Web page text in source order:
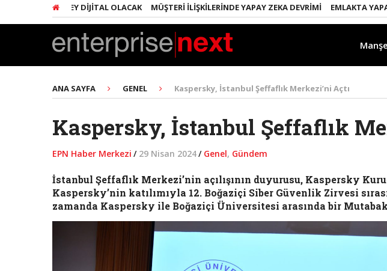
HER ŞEY DIJITAL OLACAK MÜŞTERI İLIŞKILERINDE YAPAY ZEKA DEVRIMI EMLAKTA YAPAY
ANA SAYFA GENEL Kaspersky, İstanbul Şeffaflık Merkezi’ni Açtı
Kaspersky, İstanbul Şeffaflık
EPN Haber Merkezi / 29 Nisan 2024/ Genel, Gündem
İstanbul Şeffaflık Merkezi’nin açılışının duyurusu, Kaspersky
Kaspersky’nin katılımıyla 12. Boğaziçi Siber Güvenlik Zirvesi
zamanda Kaspersky ile Boğaziçi Üniversitesi arasında bir